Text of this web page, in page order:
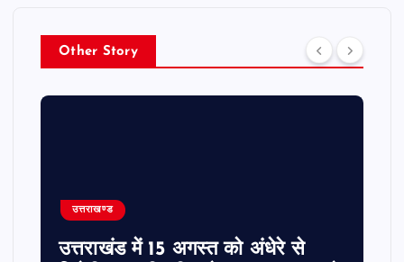
Other Story
उत्तराखण्ड
उत्तराखंड में 15 अगस्त को अंधेरे से